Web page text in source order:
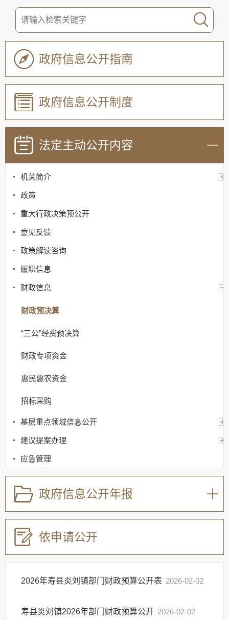
政府信息公开指南
政府信息公开制度
法定主动公开内容
机关简介
政策
重大行政决策预公开
意见反馈
政策解读咨询
履职信息
财政信息
财政预决算
“三公”经费预决算
财政专项资金
惠民惠农资金
招标采购
基层重点领域信息公开
建议提案办理
应急管理
回应关切
监督保障
其他法定信息
政府信息公开年报
依申请公开
2026年寿县炎刘镇部门财政预算公开表 2026-02-02
寿县炎刘镇2026年部门财政预算公开 2026-02-02